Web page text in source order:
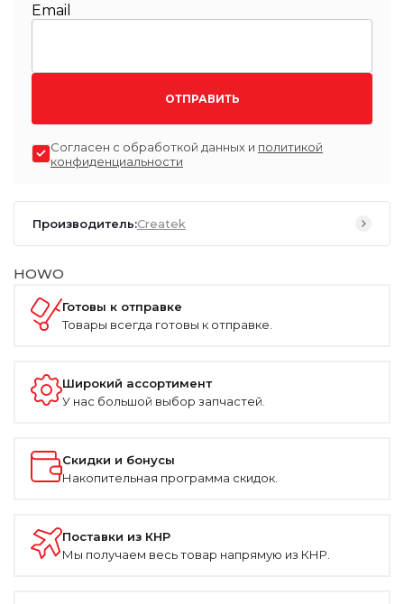
Email
ОТПРАВИТЬ
Согласен с обработкой данных и политикой
конфиденциальности
Производитель:Createk
HOWO
Готовы к отправке
Товары всегда готовы к отправке.
Широкий ассортимент
У нас большой выбор запчастей.
Скидки и бонусы
Накопительная программа скидок.
Поставки из КНР
Мы получаем весь товар напрямую из КНР.